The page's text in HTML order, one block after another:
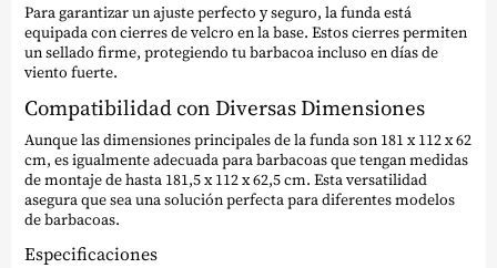
Para garantizar un ajuste perfecto y seguro, la funda está
equipada con cierres de velcro en la base. Estos cierres permiten
un sellado firme, protegiendo tu barbacoa incluso en días de
viento fuerte.
Compatibilidad con Diversas Dimensiones
Aunque las dimensiones principales de la funda son 181 x 112 x 62
cm, es igualmente adecuada para barbacoas que tengan medidas
de montaje de hasta 181,5 x 112 x 62,5 cm. Esta versatilidad
asegura que sea una solución perfecta para diferentes modelos
de barbacoas.
Especificaciones